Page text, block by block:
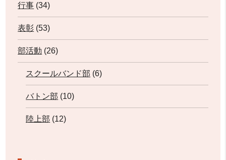
行事 (34)
表彰 (53)
部活動 (26)
スクールバンド部 (6)
バトン部 (10)
陸上部 (12)